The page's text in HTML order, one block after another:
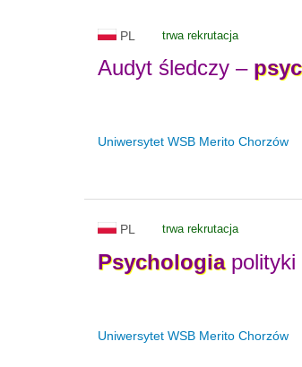
PL trwa rekrutacja
Audyt śledczy –
Uniwersytet WSB Merito Chorzów
PL trwa rekrutacja
Psychologiapolityki
Uniwersytet WSB Merito Chorzów